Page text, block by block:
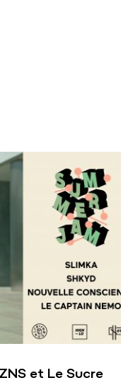
et Le Sucre